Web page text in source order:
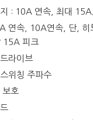
: 10A 연속, 최대
연속, 10A연속, 단, 히
15A 피크
라이브
위칭 주파수
보호